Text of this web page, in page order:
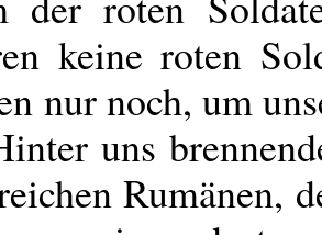
keine roten
nur noch, um
uns
Rumänen,